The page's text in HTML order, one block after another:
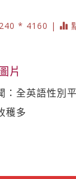
* 4160 |
片
：全英語性別
穫多